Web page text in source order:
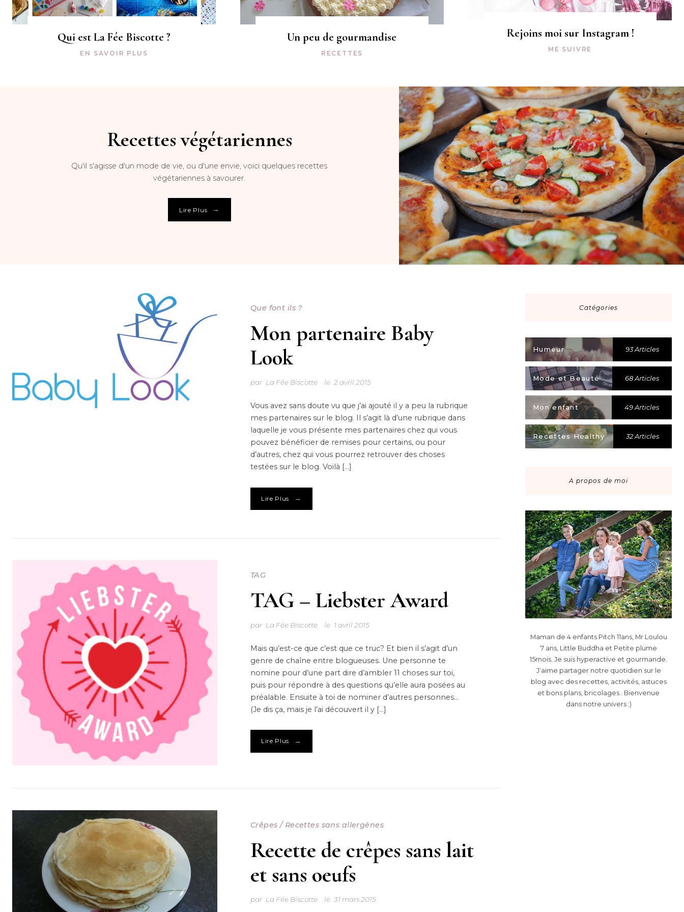
Qui est La Fée Biscotte ?
EN SAVOIR PLUS
Un peu de gourmandise
RECETTES
Rejoins moi sur Instagram !
ME SUIVRE
Recettes végétariennes
Qu'il s'agisse d'un mode de vie, ou d'une envie, voici quelques recettes
végétariennes à savourer.
Lire Plus →
Que font ils ?
Mon partenaire Baby
Look
par La Fée Biscotte le 2 avril 2015
Vous avez sans doute vu que j’ai ajouté il y a peu la rubrique
mes partenaires sur le blog. Il s’agit là d’une rubrique dans
laquelle je vous présente mes partenaires chez qui vous
pouvez bénéficier de remises pour certains, ou pour
d’autres, chez qui vous pourrez retrouver des choses
testées sur le blog. Voilà […]
Lire Plus →
TAG
TAG – Liebster Award
par La Fée Biscotte le 1 avril 2015
Mais qu’est-ce que c’est que ce truc? Et bien il s’agit d’un
genre de chaîne entre blogueuses. Une personne te
nomine pour d’une part dire d’ambler 11 choses sur toi,
puis pour répondre à des questions qu’elle aura posées au
préalable. Ensuite à toi de nominer d’autres personnes…
(Je dis ça, mais je l’ai découvert il y […]
Lire Plus →
Crêpes / Recettes sans allergènes
Recette de crêpes sans lait
et sans oeufs
par La Fée Biscotte le 31 mars 2015
Catégories
Humeur 93 Articles
Mode et Beauté 68 Articles
Mon enfant 49 Articles
Recettes Healthy 32 Articles
A propos de moi
Maman de 4 enfants Pitch 11ans, Mr Loulou
7 ans, Little Buddha et Petite plume
15mois. Je suis hyperactive et gourmande.
J’aime partager notre quotidien sur le
blog avec des recettes, activités, astuces
et bons plans, bricolages.. Bienvenue
dans notre univers :)